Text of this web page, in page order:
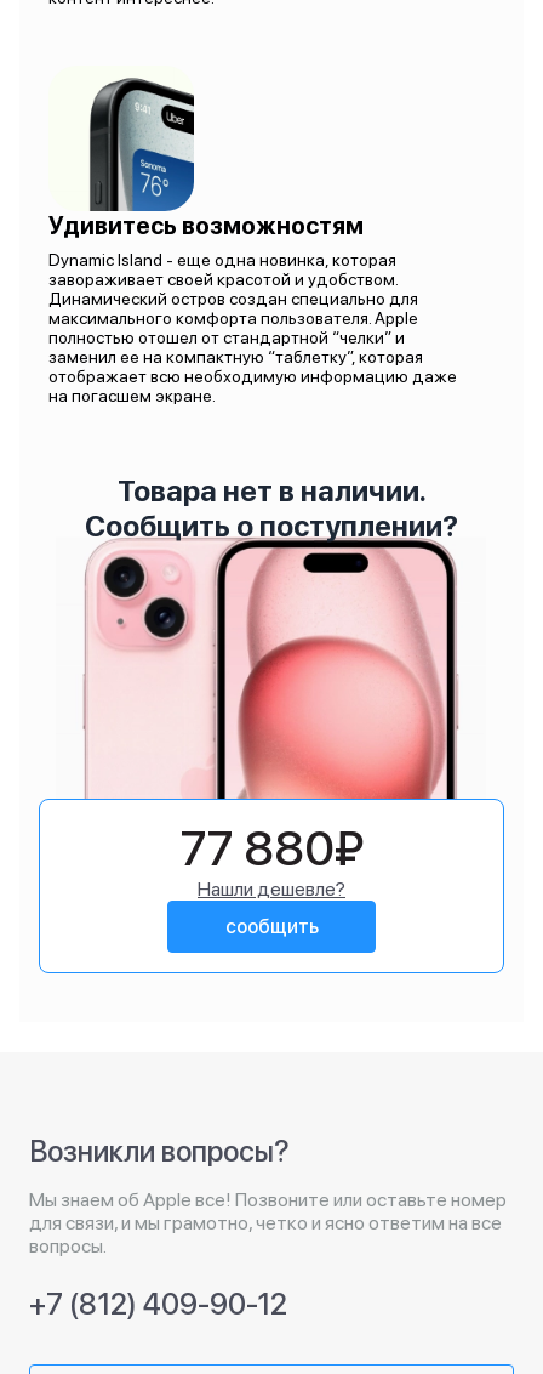
Удивитесь возможностям
Dynamic Island - еще одна новинка, которая
завораживает своей красотой и удобством.
Динамический остров создан специально для
максимального комфорта пользователя. Apple
полностью отошел от стандартной “челки” и
заменил ее на компактную “таблетку”, которая
отображает всю необходимую информацию даже
на погасшем экране.
Товара нет в наличии.
Сообщить о поступлении?
77 880₽
Нашли дешевле?
сообщить
Возникли вопросы?
Мы знаем об Apple все! Позвоните или оставьте номер
для связи, и мы грамотно, четко и ясно ответим на все
вопросы.
+7 (812) 409-90-12